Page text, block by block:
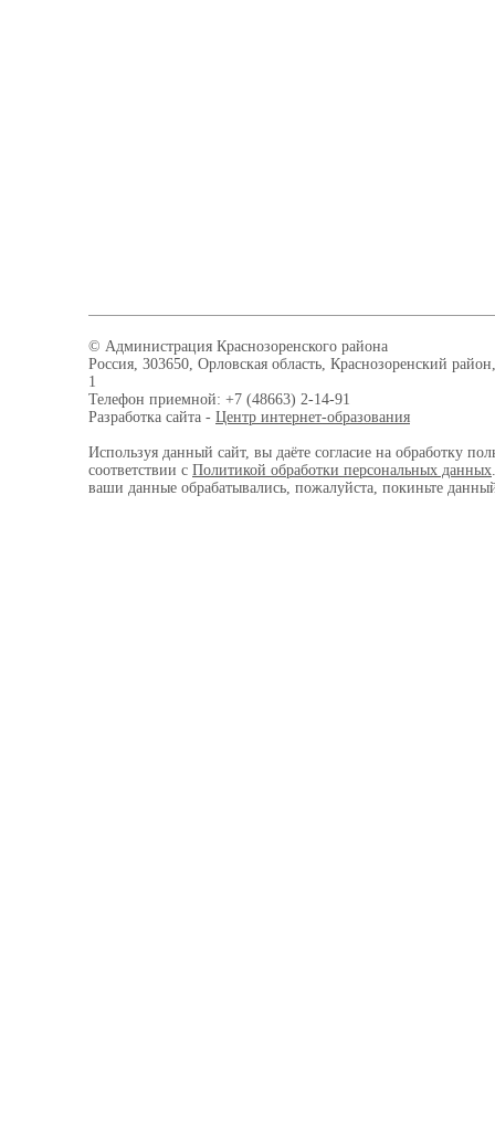
© Администрация Краснозоренского района
Россия, 303650, Орловская область, Краснозоренский
1
Телефон приемной: +7 (48663) 2-14-91
Разработка сайта - Центр интернет-образования
Используя данный сайт, вы даёте согласие на обработку
соответствии с Политикой обработки персональных данных
ваши данные обрабатывались, пожалуйста, покиньте